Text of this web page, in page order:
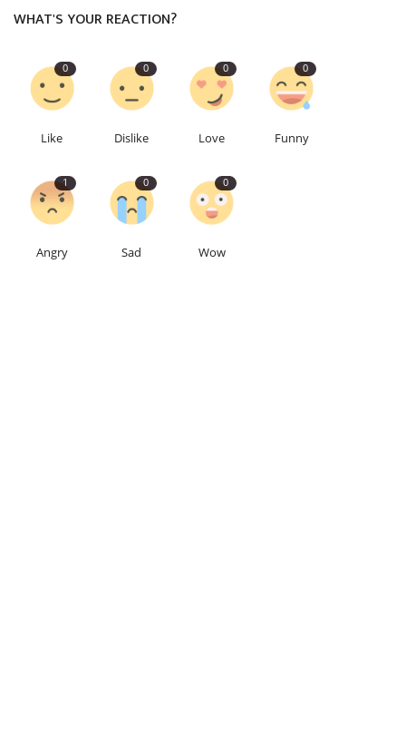
WHAT'S YOUR REACTION?
0
Like
0
Dislike
0
Love
0
Funny
1
Angry
0
Sad
0
Wow